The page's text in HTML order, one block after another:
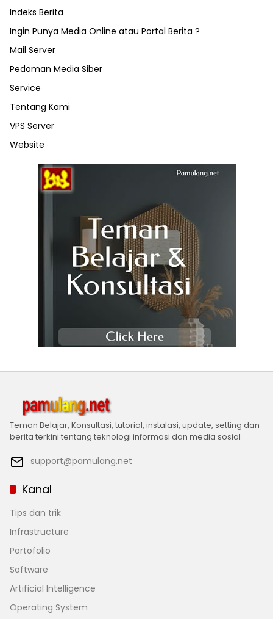
Indeks Berita
Ingin Punya Media Online atau Portal Berita ?
Mail Server
Pedoman Media Siber
Service
Tentang Kami
VPS Server
Website
Teman Belajar, Konsultasi, tutorial, instalasi, update, setting dan
berita terkini tentang teknologi informasi dan media sosial
support@pamulang.net
Kanal
Tips dan trik
Infrastructure
Portofolio
Software
Artificial Intelligence
Operating System